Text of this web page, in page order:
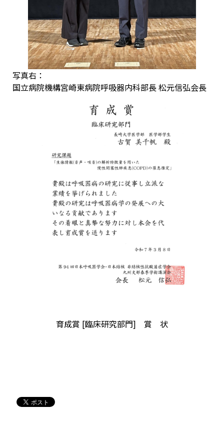
写真右：
国立病院機構宮崎東病院呼吸器内科部長 松元信弘会長
育成賞 [臨床研究部門] 賞 状